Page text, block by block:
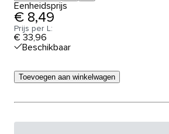
Eenheidsprijs
€ 8,49
Prijs per L:
€ 33,96
Beschikbaar
Toevoegen aan winkelwagen